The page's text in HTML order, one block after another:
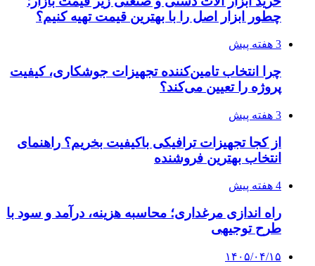
چطور ابزار اصل را با بهترین قیمت تهیه کنیم؟
3 هفته پیش
چرا انتخاب تامین‌کننده تجهیزات جوشکاری، کیفیت
پروژه را تعیین می‌کند؟
3 هفته پیش
از کجا تجهیزات ترافیکی باکیفیت بخریم؟ راهنمای
انتخاب بهترین فروشنده
4 هفته پیش
راه اندازی مرغداری؛ محاسبه هزینه، درآمد و سود با
طرح توجیهی
۱۴۰۵/۰۴/۱۵